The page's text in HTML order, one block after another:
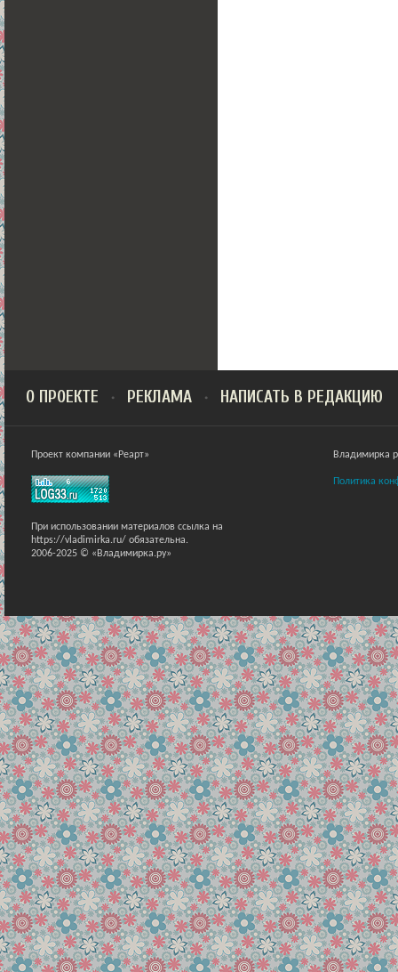
О ПРОЕКТЕ РЕКЛАМА НАПИСАТЬ В РЕДАКЦИЮ
Проект компании «Реарт»
При использовании материалов ссылка на
https://vladimirka.ru/ обязательна.
2006-2025 © «Владимирка.ру»
Владимирка
Политика